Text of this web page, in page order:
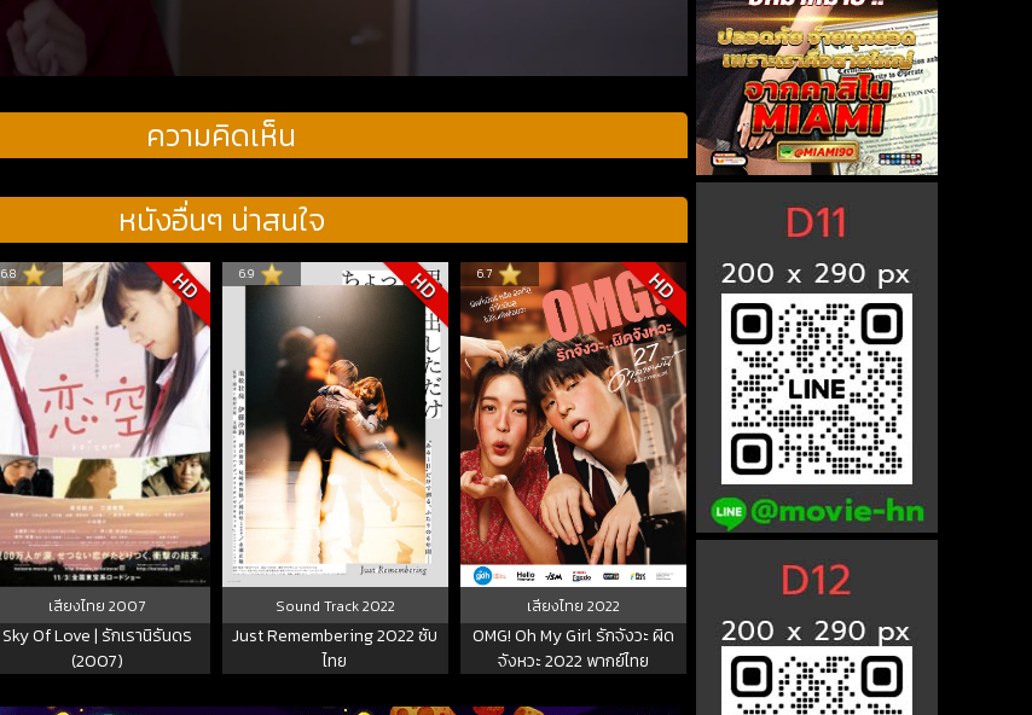
ความคิดเห็น
หนังอื่นๆ น่าสนใจ
6.8 HD
เสียงไทย2007
Sky Of Love | รักเรานิรันดร
(2007)
6.9 HD
Sound Track2022
Just Remembering 2022 ซับ
ไทย
6.7 HD
เสียงไทย2022
OMG! Oh My Girl รักจังวะ ผิด
จังหวะ 2022 พากย์ไทย